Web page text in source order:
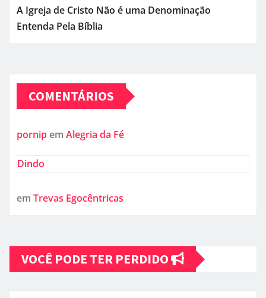
A Igreja de Cristo Não é uma Denominação
Entenda Pela Bíblia
COMENTÁRIOS
pornip em Alegria da Fé
Dindo
em Trevas Egocêntricas
VOCÊ PODE TER PERDIDO